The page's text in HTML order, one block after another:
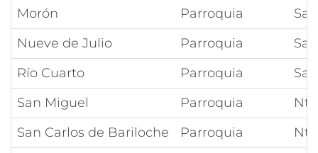
Morón
Parroquia
Nueve de Julio
Parroquia
Río Cuarto
Parroquia
San Miguel
Parroquia
San Carlos de Bariloche
Parroquia